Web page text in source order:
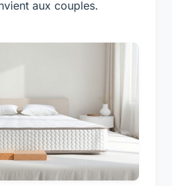
aux couples.